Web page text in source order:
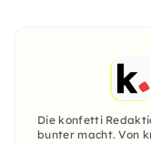
Die konfetti
bunter macht. Von